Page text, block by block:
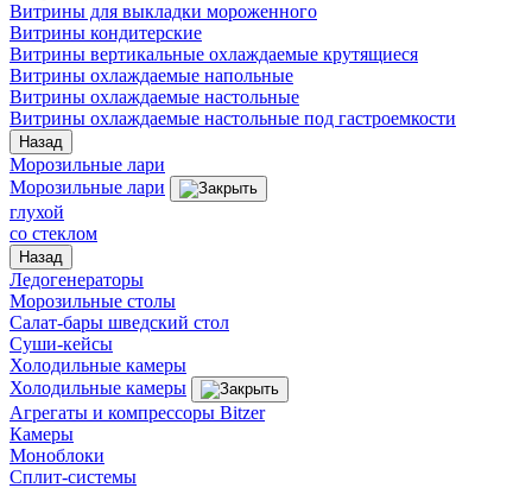
Витрины для выкладки мороженного
Витрины кондитерские
Витрины вертикальные охлаждаемые крутящиеся
Витрины охлаждаемые напольные
Витрины охлаждаемые настольные
Витрины охлаждаемые настольные под гастроемкости
Назад
Морозильные лари
Морозильные лари
глухой
со стеклом
Назад
Ледогенераторы
Морозильные столы
Салат-бары шведский стол
Суши-кейсы
Холодильные камеры
Холодильные камеры
Агрегаты и компрессоры Bitzer
Камеры
Моноблоки
Сплит-системы